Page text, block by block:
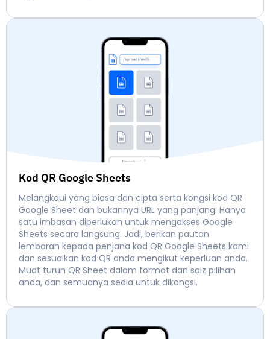
Kod QR Google Sheets
Melangkaui yang biasa dan cipta serta kongsi kod QR
Google Sheet dan bukannya URL yang panjang. Hanya
satu imbasan diperlukan untuk mengakses Google
Sheets secara langsung. Jadi, berikan pautan
lembaran kepada penjana kod QR Google Sheets kami
dan sesuaikan kod QR anda mengikut keperluan anda.
Muat turun QR Sheet dalam format dan saiz pilihan
anda, dan semuanya sedia untuk dikongsi.